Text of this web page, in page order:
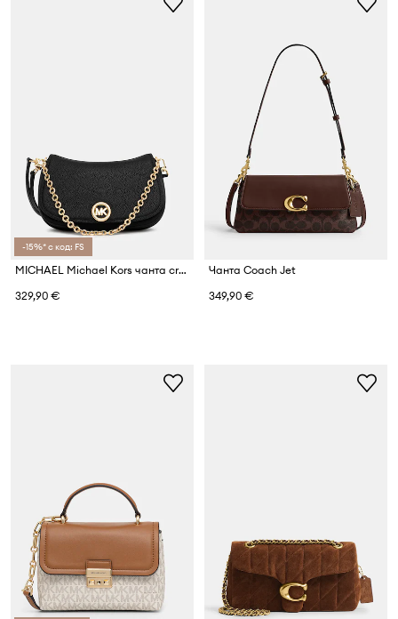
-15%* с код: FS
MICHAEL Michael Kors чанта crossbody дамска от кожа
329,90 €
Чанта Coach Jet
349,90 €